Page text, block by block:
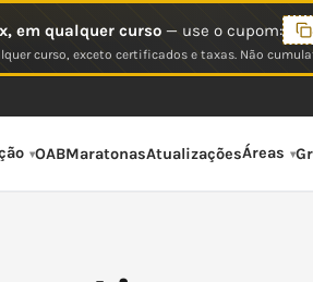
em qualquer curso— use o cupom:
curso, exceto certificados e taxas. Não
OABMaratonasAtualizaçõesÁreas